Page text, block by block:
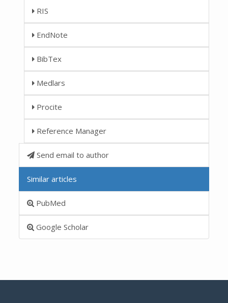
RIS
EndNote
BibTex
Medlars
Procite
Reference Manager
Send email to author
Similar articles
PubMed
Google Scholar